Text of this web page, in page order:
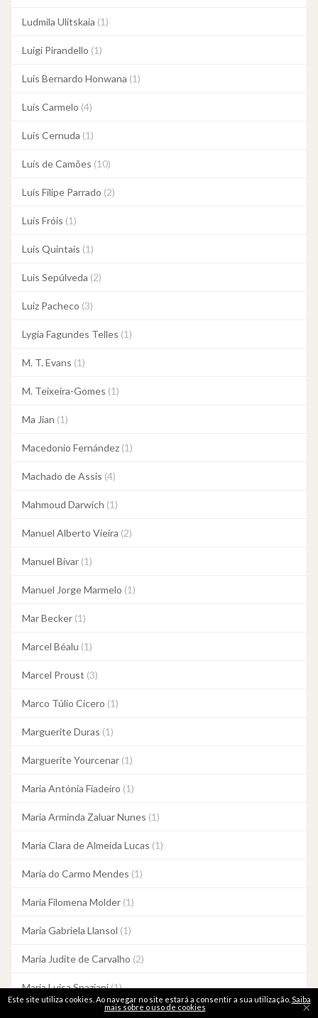
Ludmila Ulitskaia (1)
Luigi Pirandello (1)
Luis Bernardo Honwana (1)
Luís Carmelo (4)
Luis Cernuda (1)
Luís de Camões (10)
Luís Filipe Parrado (2)
Luís Fróis (1)
Luís Quintais (1)
Luis Sepúlveda (2)
Luiz Pacheco (3)
Lygia Fagundes Telles (1)
M. T. Evans (1)
M. Teixeira-Gomes (1)
Ma Jian (1)
Macedonio Fernández (1)
Machado de Assis (4)
Mahmoud Darwich (1)
Manuel Alberto Vieira (2)
Manuel Bivar (1)
Manuel Jorge Marmelo (1)
Mar Becker (1)
Marcel Béalu (1)
Marcel Proust (3)
Marco Túlio Cícero (1)
Marguerite Duras (1)
Marguerite Yourcenar (1)
Maria Antónia Fiadeiro (1)
Maria Arminda Zaluar Nunes (1)
Maria Clara de Almeida Lucas (1)
Maria do Carmo Mendes (1)
Maria Filomena Molder (1)
Maria Gabriela Llansol (1)
Maria Judite de Carvalho (2)
Maria Luisa Spaziani(1)
Este site utiliza cookies. Ao navegar no site estará a consentir a sua utilização. Saiba
mais sobre o uso de cookies
×